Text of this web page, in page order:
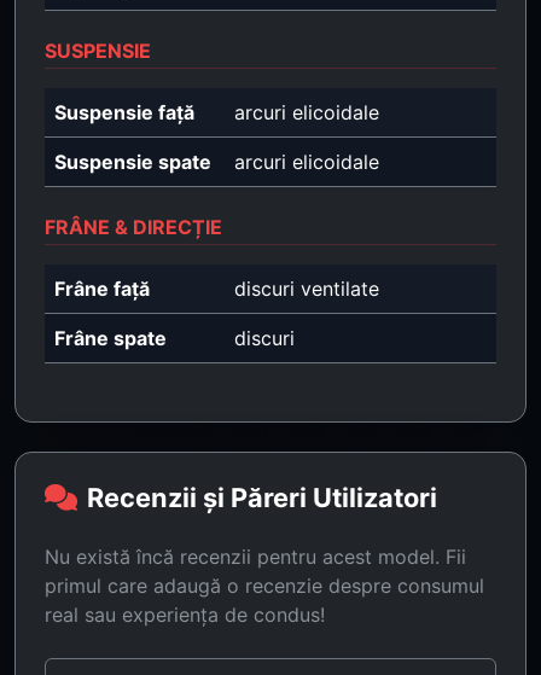
SUSPENSIE
Suspensie față arcuri elicoidale
Suspensie spate arcuri elicoidale
FRÂNE & DIRECȚIE
Frâne față discuri ventilate
Frâne spate discuri
Recenzii și Păreri Utilizatori
Nu există încă recenzii pentru acest model. Fii
primul care adaugă o recenzie despre consumul
real sau experiența de condus!